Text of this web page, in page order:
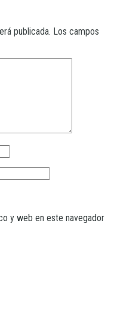
publicada. Los campos
y web en este navegador